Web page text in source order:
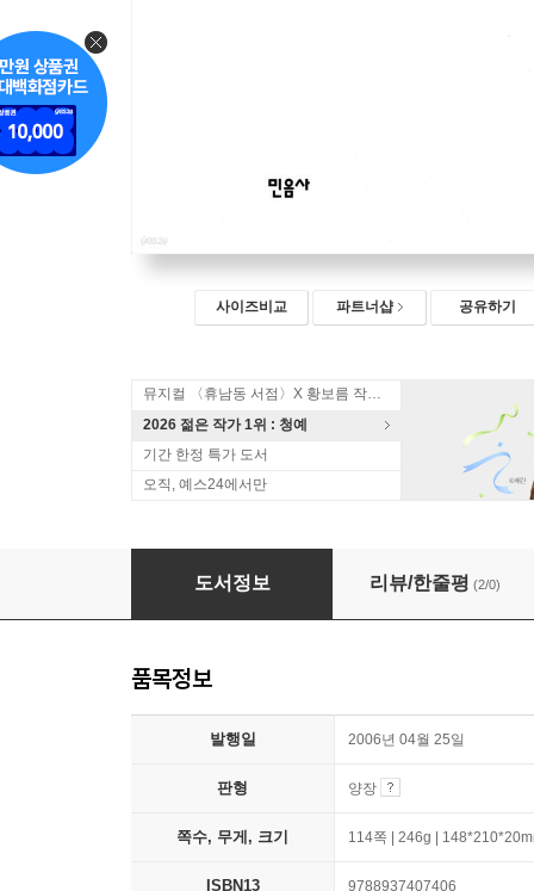
사이즈비교 파트너샵 공유하기
2026 젊은 작가 1위 : 청예
기간 한정 특가 도서
오직, 예스24에서만
칸트의 동물원
도서정보 리뷰/한줄평 (2/0)
품목정보
발행일 2006년 04월 25일
판형 양장
쪽수, 무게, 크기 114쪽 | 246g |
ISBN13 9788937407406